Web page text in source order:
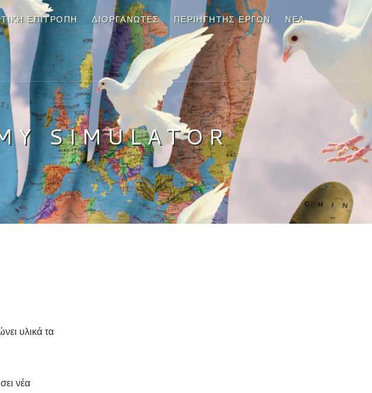
ΕΠΙΤΡΟΠΉ ΔΙΟΡΓΑΝΩΤΕΣ ΠΕΡΙΗΓΗΤΉΣ ΈΡΓΩΝ ΝΈΑ
SIMULATOR
υλικά τα
νέα